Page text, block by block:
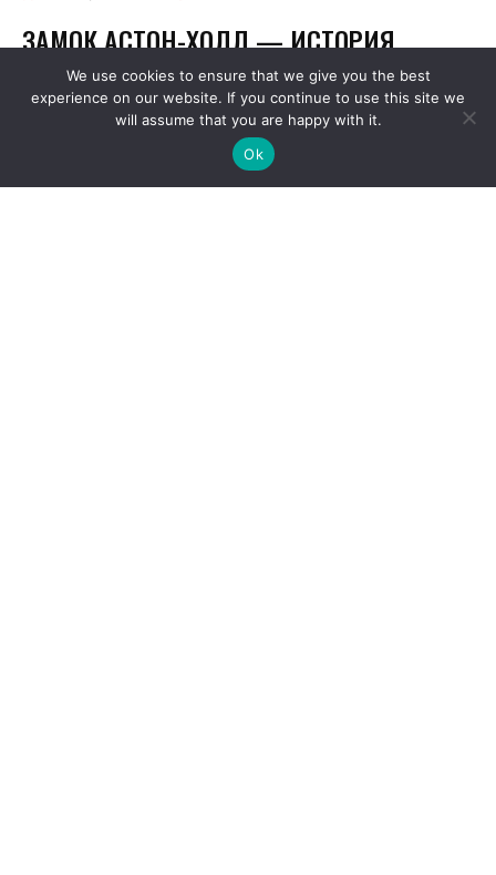
We use cookies to ensure that we give you the best
experience on our website. If you continue to use this site we
will assume that you are happy with it.
Ok